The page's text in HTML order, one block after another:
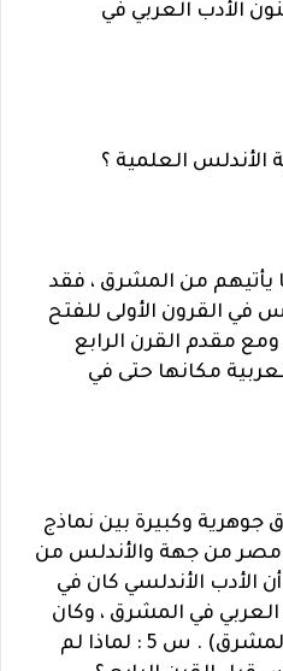
الأدب العربي في
يأتيهم من المشرق ، فقد
في القرون الأولى للفتح
ومع مقدم القرن الرابع
مكانها حتى في
جوهرية وكبيرة بين نماذج
من جهة والأندلس من
الأدب الأندلسي كان في
العربي في المشرق ، وكان
يتجه نحو الأدب الأم (أدب المشرق) . س 5 : لماذا لم